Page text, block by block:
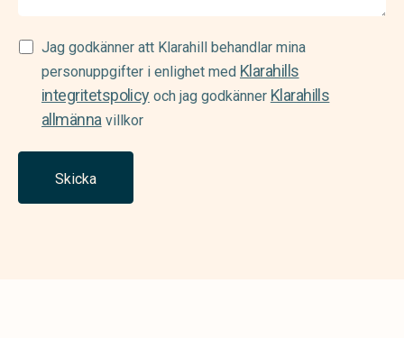
Samtycke
(Required)
Jag godkänner att Klarahill behandlar mina
personuppgifter i enlighet med Klarahills
integritetspolicyoch jag godkänner Klarahills
allmännavillkor
Skicka